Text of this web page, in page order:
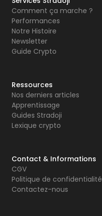
Comment ça marche ?
Performances
Notre Histoire
Newsletter
Guide Crypto
Ressources
Nos derniers articles
Apprentissage
Guides Stradoji
Lexique crypto
Contact & Informations
CGV
Politique de confidentialité
Contactez-nous